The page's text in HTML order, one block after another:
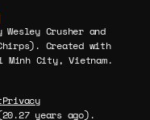
Crusher and
Created with
Minh City, Vietnam.
Privacy
years ago).